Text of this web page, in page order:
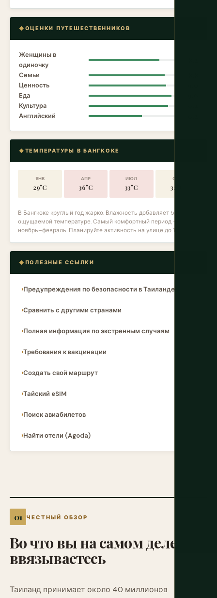
ЧЕСТНЫЙ ОБЗОР
Вочтовынасамом деле
ввязываетесь
Таиланд принимает около 40 миллионов
ОЦЕНКИ ПУТЕШЕСТВЕННИКОВ
Женщины в
одиночку
Семьи
Ценность
Еда
Культура
Английский
ТЕМПЕРАТУРЫ В БАНГКОКЕ
ЯНВ
29°C
АПР
36°C
ИЮЛ
33°C
ОКТ
32°C
В Бангкоке круглый год жарко. Влажность добавляет 5–8 °C к
ощущаемой температуре. Самый комфортный период —
ноябрь–февраль. Планируйте активность на улице до 10 утра.
ПОЛЕЗНЫЕ ССЫЛКИ
Предупреждения по безопасности в Таиланде
Сравнить с другими странами
Полная информация по экстренным случаям
Требования к вакцинации
Создать свой маршрут
Тайский eSIM
Поиск авиабилетов
Найти отели (Agoda)